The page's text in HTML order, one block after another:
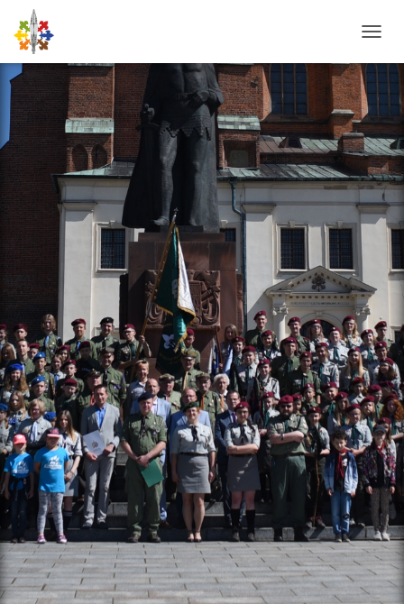
R
E
Ą
C
Z
N
A
W
C